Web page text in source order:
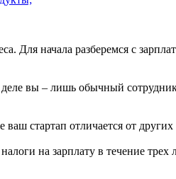
Для начала разберемся с
вы – лишь обычный
стартап отличается от
на зарплату в течение